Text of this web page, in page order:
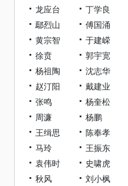
龙应台
丁学良
鄢烈山
傅国涌
黄宗智
于建嵘
徐贲
郭宇宽
杨祖陶
沈志华
赵汀阳
戴建业
张鸣
杨奎松
周濂
杨鹏
王缉思
陈奉孝
马玲
王振东
袁伟时
史啸虎
秋风
刘小枫